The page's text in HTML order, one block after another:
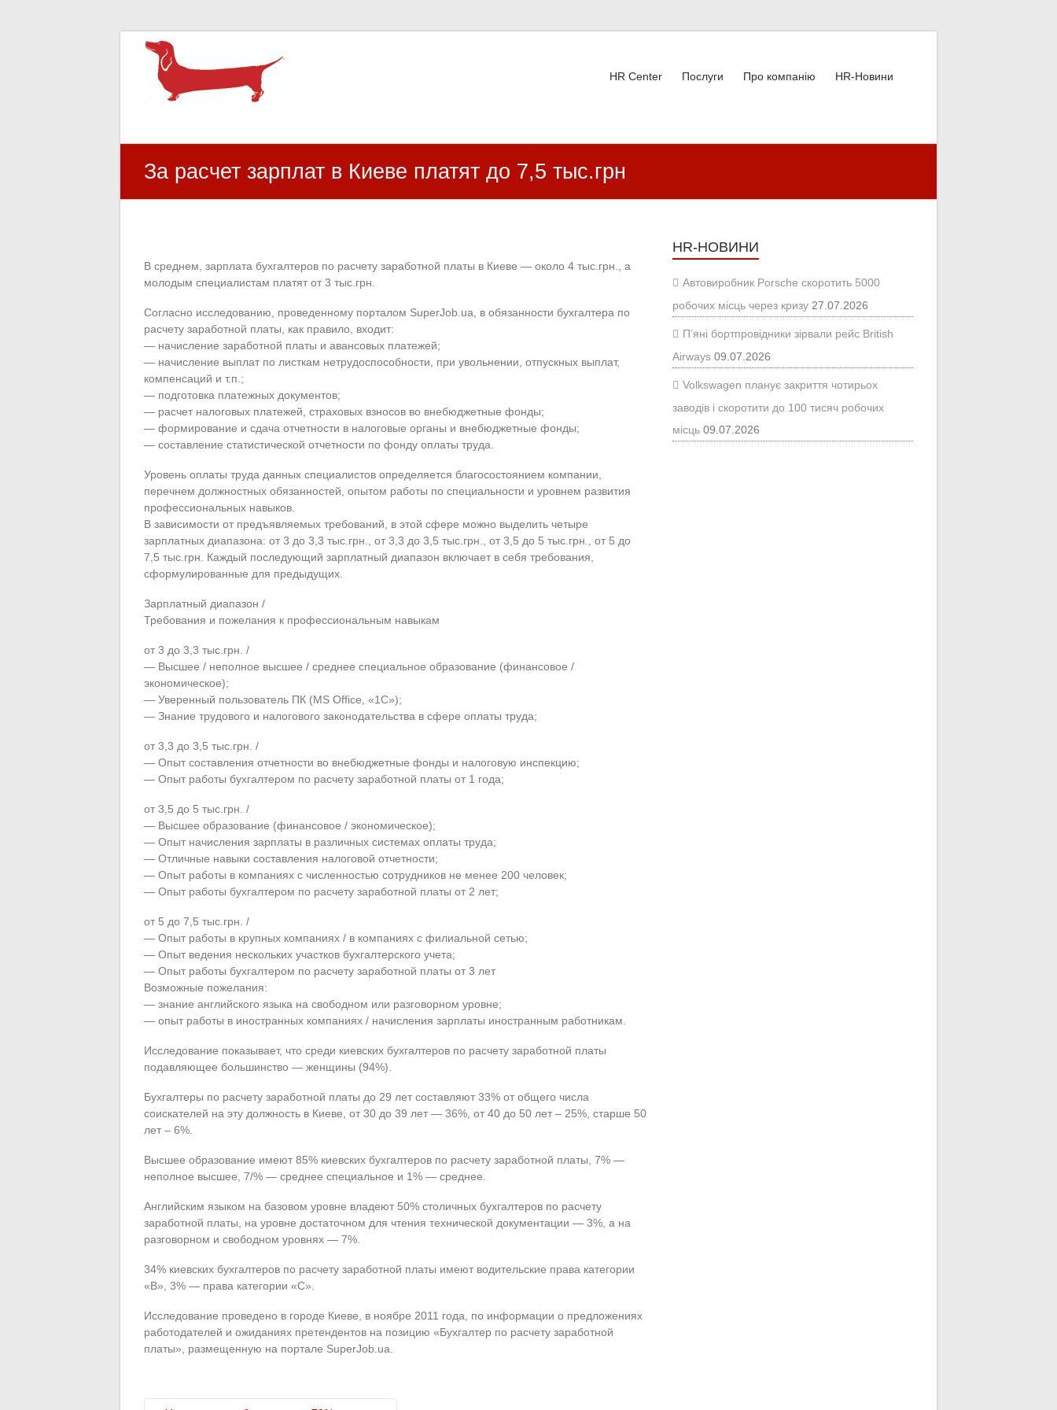
HR Center
залученість персоналу, e-NPS, оцінка ЗВК
HR Center Послуги Про компанію HR-Новини
За расчет зарплат в Киеве платят до 7,5 тыс.грн
В среднем, зарплата бухгалтеров по расчету заработной платы в Киеве — около 4 тыс.грн., а
молодым специалистам платят от 3 тыс.грн.
Согласно исследованию, проведенному порталом SuperJob.ua, в обязанности бухгалтера по
расчету заработной платы, как правило, входит:
— начисление заработной платы и авансовых платежей;
— начисление выплат по листкам нетрудоспособности, при увольнении, отпускных выплат,
компенсаций и т.п.;
— подготовка платежных документов;
— расчет налоговых платежей, страховых взносов во внебюджетные фонды;
— формирование и сдача отчетности в налоговые органы и внебюджетные фонды;
— составление статистической отчетности по фонду оплаты труда.
Уровень оплаты труда данных специалистов определяется благосостоянием компании,
перечнем должностных обязанностей, опытом работы по специальности и уровнем развития
профессиональных навыков.
В зависимости от предъявляемых требований, в этой сфере можно выделить четыре
зарплатных диапазона: от 3 до 3,3 тыс.грн., от 3,3 до 3,5 тыс.грн., от 3,5 до 5 тыс.грн., от 5 до
7,5 тыс.грн. Каждый последующий зарплатный диапазон включает в себя требования,
сформулированные для предыдущих.
Зарплатный диапазон /
Требования и пожелания к профессиональным навыкам
от 3 до 3,3 тыс.грн. /
— Высшее / неполное высшее / среднее специальное образование (финансовое /
экономическое);
— Уверенный пользователь ПК (MS Office, «1С»);
— Знание трудового и налогового законодательства в сфере оплаты труда;
от 3,3 до 3,5 тыс.грн. /
— Опыт составления отчетности во внебюджетные фонды и налоговую инспекцию;
— Опыт работы бухгалтером по расчету заработной платы от 1 года;
от 3,5 до 5 тыс.грн. /
— Высшее образование (финансовое / экономическое);
— Опыт начисления зарплаты в различных системах оплаты труда;
— Отличные навыки составления налоговой отчетности;
— Опыт работы в компаниях с численностью сотрудников не менее 200 человек;
— Опыт работы бухгалтером по расчету заработной платы от 2 лет;
от 5 до 7,5 тыс.грн. /
— Опыт работы в крупных компаниях / в компаниях с филиальной сетью;
— Опыт ведения нескольких участков бухгалтерского учета;
— Опыт работы бухгалтером по расчету заработной платы от 3 лет
Возможные пожелания:
— знание английского языка на свободном или разговорном уровне;
— опыт работы в иностранных компаниях / начисления зарплаты иностранным работникам.
Исследование показывает, что среди киевских бухгалтеров по расчету заработной платы
подавляющее большинство — женщины (94%).
Бухгалтеры по расчету заработной платы до 29 лет составляют 33% от общего числа
соискателей на эту должность в Киеве, от 30 до 39 лет — 36%, от 40 до 50 лет – 25%, старше 50
лет – 6%.
Высшее образование имеют 85% киевских бухгалтеров по расчету заработной платы, 7% —
неполное высшее, 7/% — среднее специальное и 1% — среднее.
Английским языком на базовом уровне владеют 50% столичных бухгалтеров по расчету
заработной платы, на уровне достаточном для чтения технической документации — 3%, а на
разговорном и свободном уровнях — 7%.
34% киевских бухгалтеров по расчету заработной платы имеют водительские права категории
«В», 3% — права категории «С».
Исследование проведено в городе Киеве, в ноябре 2011 года, по информации о предложениях
работодателей и ожиданиях претендентов на позицию «Бухгалтер по расчету заработной
платы», размещенную на портале SuperJob.ua.
HR-НОВИНИ
Автовиробник Porsche скоротить 5000
робочих місць через кризу 27.07.2026
П’яні бортпровідники зірвали рейс British
Airways 09.07.2026
Volkswagen планує закриття чотирьох
заводів і скоротити до 100 тисяч робочих
місць 09.07.2026